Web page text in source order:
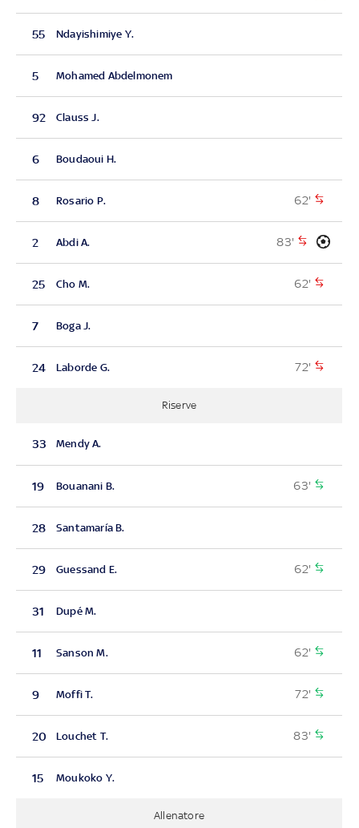
55 Ndayishimiye Y.
5 Mohamed Abdelmonem
92 Clauss J.
6 Boudaoui H.
8 Rosario P. 62'
2 Abdi A. 83'
25 Cho M. 62'
7 Boga J.
24 Laborde G. 72'
Riserve
33 Mendy A.
19 Bouanani B. 63'
28 Santamaría B.
29 Guessand E. 62'
31 Dupé M.
11 Sanson M. 62'
9 Moffi T. 72'
20 Louchet T. 83'
15 Moukoko Y.
Allenatore